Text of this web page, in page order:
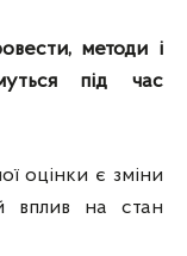
методи і
під час
оцінки є зміни
вплив на стан